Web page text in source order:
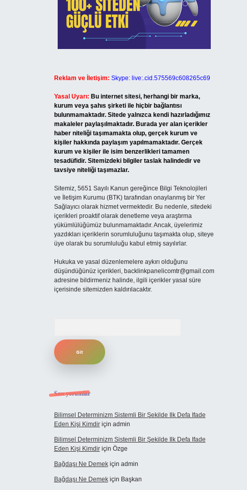
Reklam ve İletişim: Skype: live:.cid.575569c608265c69
Yasal Uyarı: Bu internet sitesi, herhangi bir marka,
kurum veya şahıs şirketi ile hiçbir bağlantısı
bulunmamaktadır. Sitede yalnızca kendi hazırladığımız
makaleler paylaşılmaktadır. Burada yer alan içerikler
haber niteliği taşımamakta olup, gerçek kurum ve
kişiler hakkında paylaşım yapılmamaktadır. Gerçek
kurum ve kişiler ile isim benzerlikleri tamamen
tesadüfidir. Sitemizdeki bilgiler taslak halindedir ve
tavsiye niteliği taşımazlar.
Sitemiz, 5651 Sayılı Kanun gereğince Bilgi Teknolojileri
ve İletişim Kurumu (BTK) tarafından onaylanmış bir Yer
Sağlayıcı olarak hizmet vermektedir. Bu nedenle, sitedeki
içerikleri proaktif olarak denetleme veya araştırma
yükümlülüğümüz bulunmamaktadır. Ancak, üyelerimiz
yazdıkları içeriklerin sorumluluğunu taşımakta olup, siteye
üye olarak bu sorumluluğu kabul etmiş sayılırlar.
Hukuka ve yasal düzenlemelere aykırı olduğunu
düşündüğünüz içerikleri, backlinkpanelicomtr@gmail.com
adresine bildirmeniz halinde, ilgili içerikler yasal süre
içerisinde sitemizden kaldırılacaktır.
Son yorumlar
Bilimsel Determinizm Sistemli Bir Şekilde Ilk Defa Ifade
Eden Kişi Kimdiriçin admin
Bilimsel Determinizm Sistemli Bir Şekilde Ilk Defa Ifade
Eden Kişi Kimdiriçin Özge
Bağdaşı Ne Demekiçin admin
Bağdaşı Ne Demekiçin Başkan